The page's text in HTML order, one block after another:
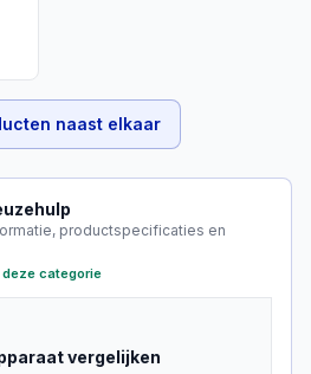
naast elkaar
productspecificaties en
categorie
vergelijken